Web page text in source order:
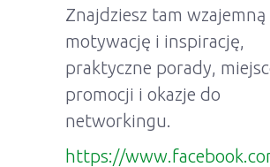
Znajdziesz tam wzajemną
motywację i inspirację,
praktyczne porady,
promocji i okazje do
networkingu.
https://